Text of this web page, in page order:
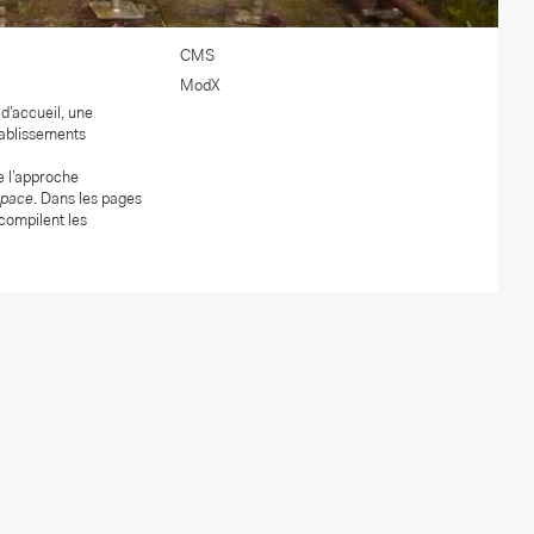
une
l’approche
. Dans les pages
les
CMS
ModX